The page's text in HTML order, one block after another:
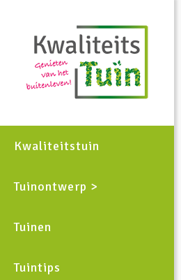
Kwaliteitstuin
Tuinontwerp >
Tuinen
Tuintips